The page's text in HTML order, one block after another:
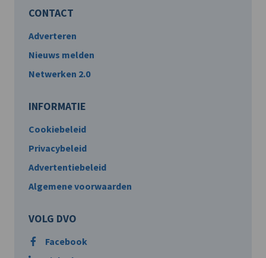
CONTACT
Adverteren
Nieuws melden
Netwerken 2.0
INFORMATIE
Cookiebeleid
Privacybeleid
Advertentiebeleid
Algemene voorwaarden
VOLG DVO
Facebook